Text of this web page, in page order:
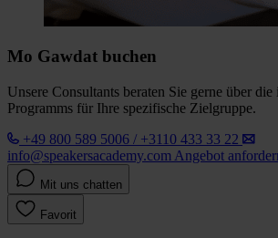
Mo Gawdat buchen
Unsere Consultants beraten Sie gerne über die
Programms für Ihre spezifische Zielgruppe.
+49 800 589 5006 / +3110 433 33 22
info@speakersacademy.com Angebot
Mit uns chatten
Favorit